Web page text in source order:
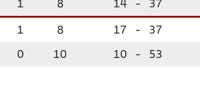
1 8 14 - 37
1 8 17 - 37
0 10 10 - 53